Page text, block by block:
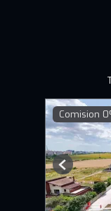
Comision
Previous